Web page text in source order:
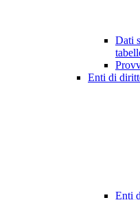
Dati
Enti di
Enti